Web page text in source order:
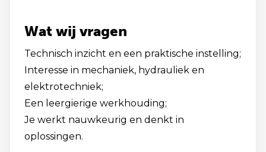
Wat wij vragen
Technisch inzicht en een praktische instelling;
Interesse in mechaniek, hydrauliek en
elektrotechniek;
Een leergierige werkhouding;
Je werkt nauwkeurig en denkt in
oplossingen.